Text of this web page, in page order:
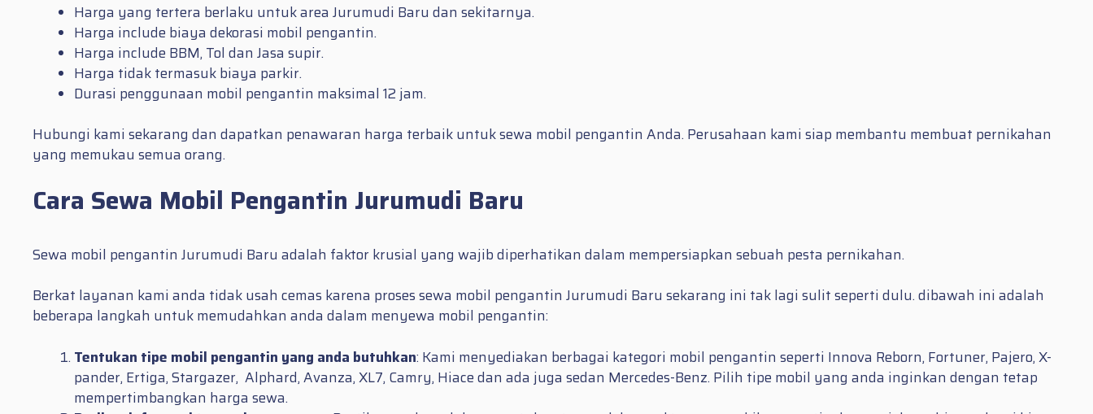
Harga yang tertera berlaku untuk area Jurumudi Baru dan sekitarnya.
Harga include biaya dekorasi mobil pengantin.
Harga include BBM, Tol dan Jasa supir.
Harga tidak termasuk biaya parkir.
Durasi penggunaan mobil pengantin maksimal 12 jam.
Hubungi kami sekarang dan dapatkan penawaran harga terbaik untuk sewa mobil pengantin Anda. Perusahaan kami siap membantu membuat pernikahan
yang memukau semua orang.
Cara Sewa Mobil Pengantin Jurumudi Baru
Sewa mobil pengantin Jurumudi Baru adalah faktor krusial yang wajib diperhatikan dalam mempersiapkan sebuah pesta pernikahan.
Berkat layanan kami anda tidak usah cemas karena proses sewa mobil pengantin Jurumudi Baru sekarang ini tak lagi sulit seperti dulu. dibawah ini adalah
beberapa langkah untuk memudahkan anda dalam menyewa mobil pengantin:
Tentukan tipe mobil pengantin yang anda butuhkan: Kami menyediakan berbagai kategori mobil pengantin seperti Innova Reborn, Fortuner, Pajero, X-
pander, Ertiga, Stargazer, Alphard, Avanza, XL7, Camry, Hiace dan ada juga sedan Mercedes-Benz. Pilih tipe mobil yang anda inginkan dengan tetap
mempertimbangkan harga sewa.